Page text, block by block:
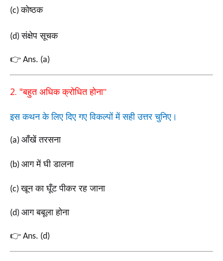
(c)कोष्ठक
(d)संक्षेप सूचक
👉 Ans. (a)
2. "बहुत अधिक क्रोधित होना"
इस कथन के लिए दिए गए विकल्पों में सही उत्तर चुनिए।
(a) आँखें तरसना
(b) आग में घी डालना
(c)खून का घूँट पीकर रह जाना
(d) आग बबूला होना
👉 Ans. (d)